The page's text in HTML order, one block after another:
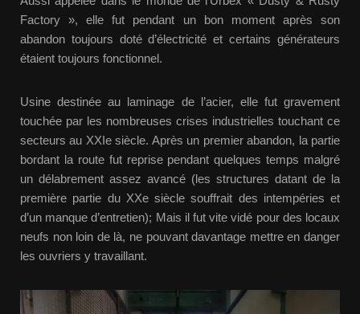
Factory », elle fut pendant un bon moment après son
abandon toujours doté d’électricité et certains générateurs
étaient toujours fonctionnel.
Usine destinée au laminage de l’acier, elle fut gravement
touchée par les nombreuses crises industrielles touchant ce
secteurs au XXIe siècle. Après un premier abandon, la partie
bordant la route fut reprise pendant quelques temps malgré
un délabrement assez avancé (les structures datant de la
première partie du XXe siècle souffrait des intempéries et
d’un manque d’entretien); Mais il fut vite vidé pour des locaux
neufs non loin de là, ne pouvant davantage mettre en danger
les ouvriers y travaillant.